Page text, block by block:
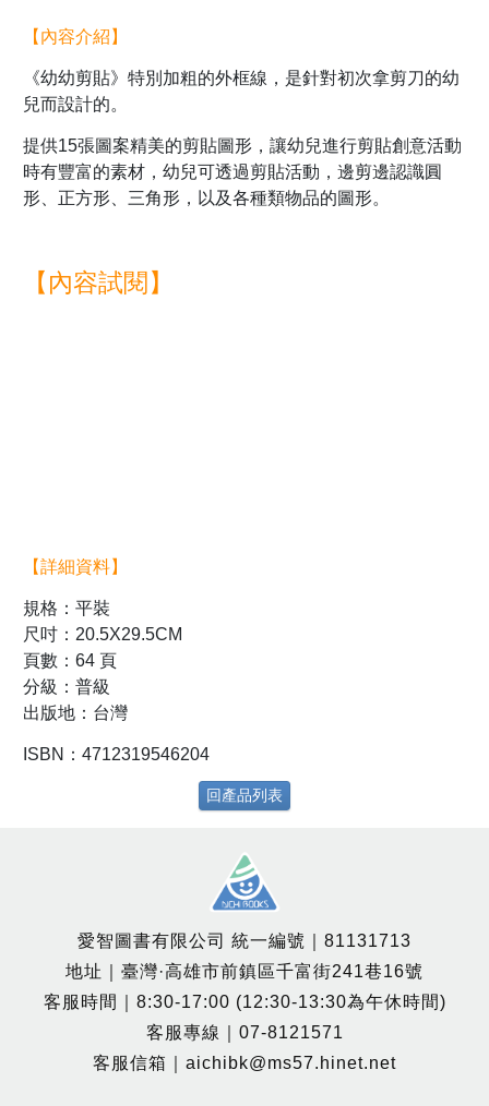
【內容介紹】
《幼幼剪貼》特別加粗的外框線，是針對初次拿剪刀的幼
兒而設計的。
提供15張圖案精美的剪貼圖形，讓幼兒進行剪貼創意活動
時有豐富的素材，幼兒可透過剪貼活動，邊剪邊認識圓
形、正方形、三角形，以及各種類物品的圖形。
【內容試閱】
【詳細資料】
規格：平裝
尺吋：20.5X29.5CM
頁數：64 頁
分級：普級
出版地：台灣
ISBN：4712319546204
回產品列表
愛智圖書有限公司 統一編號｜81131713
地址｜臺灣·高雄市前鎮區千富街241巷16號
客服時間｜8:30-17:00 (12:30-13:30為午休時間)
客服專線｜07-8121571
客服信箱｜aichibk@ms57.hinet.net